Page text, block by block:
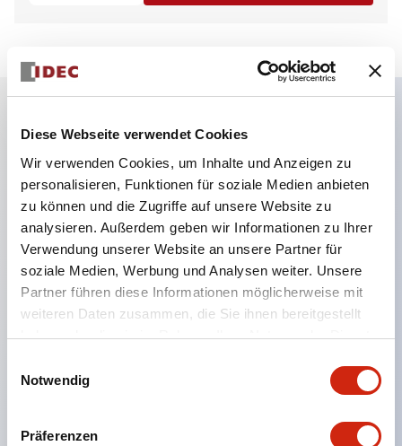
Diese Webseite verwendet Cookies
Wir verwenden Cookies, um Inhalte und Anzeigen zu
personalisieren, Funktionen für soziale Medien anbieten
zu können und die Zugriffe auf unsere Website zu
analysieren. Außerdem geben wir Informationen zu Ihrer
Verwendung unserer Website an unsere Partner für
soziale Medien, Werbung und Analysen weiter. Unsere
Partner führen diese Informationen möglicherweise mit
weiteren Daten zusammen, die Sie ihnen bereitgestellt
haben oder die sie im Rahmen Ihrer Nutzung der Dienste
Notwendig
Präferenzen
Hauptmerkmale
Unterstützt bis zu vier Protokolle gleichzeitig
Fernüberwachung und -steuerung
Betriebstemperaturen: -20°C bis 60°C
Hintergrundbeleuchtungslebensdauer: > 100.000
Stunden
65K Farben mit 500 cd/m2
Nennspannung: 12-24V DC
und ein Ethernet-Anschluss